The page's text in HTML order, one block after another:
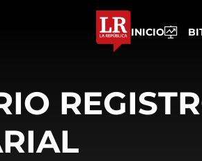
INICIO